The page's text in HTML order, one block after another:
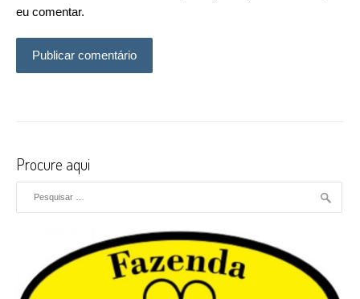
eu comentar.
Procure aqui